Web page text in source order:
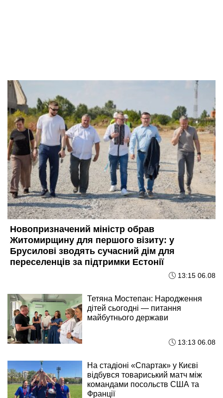
Новопризначений міністр обрав
Житомирщину для першого візиту: у
Брусилові зводять сучасний дім для
переселенців за підтримки Естонії
13:15 06.08
Тетяна Мостепан: Народження
дітей сьогодні — питання
майбутнього держави
13:13 06.08
На стадіоні «Спартак» у Києві
відбувся товариський матч між
командами посольств США та
Франції